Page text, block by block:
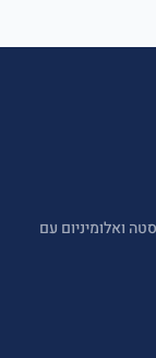
ואלומיניום עם